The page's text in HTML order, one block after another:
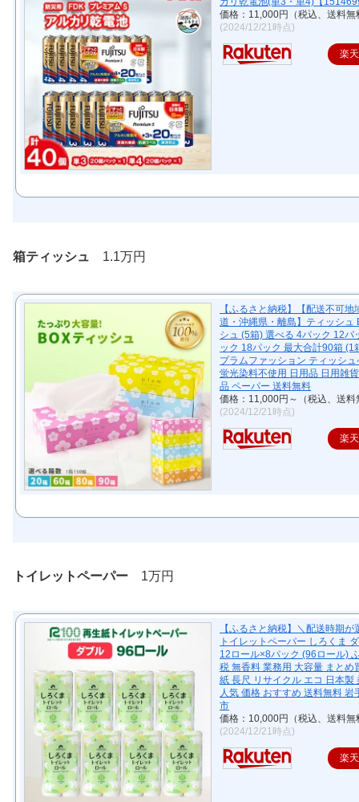
価格：11,000円（税込、送料無
(2024/12/21時点)
楽
箱ティッシュ 1.1万円
【ふるさと納税】【配送不可地
道・沖縄県・離島】ティッシュ
シュ (5箱) 選べる 4パック 12パ
ック 18パック 最大合計90箱 (1
プラムファッション ティッシ
蛍光染料不使用 日用品 日用雑
品 ペーパー 送料無料
価格：11,000円～（税込、送料
(2024/12/21時点)
楽
トイレットペーパー 1万円
【ふるさと納税】＼配送時期が
トイレットペーパー しろくま
12ロール×8パック (96ロール)
税 無香料 業務用 大容量 まとめ
紙 長尺 リサイクル エコ 日本製
人気 価格 おすすめ 送料無料 岩
市
価格：10,000円（税込、送料無
(2024/12/21時点)
楽